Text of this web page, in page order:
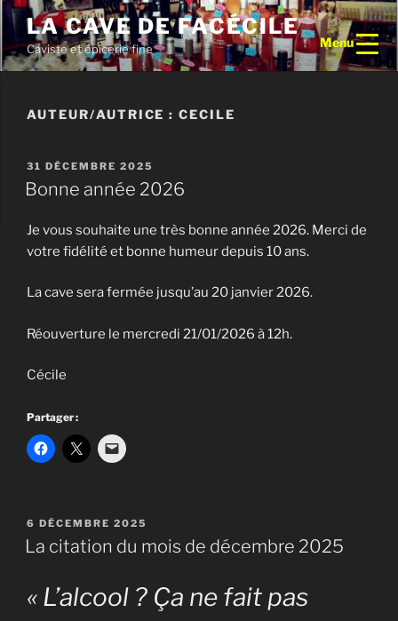
Menu
Aller
au
contenu
principal
LA CAVE DE FACÉCILE
Caviste et épicerie fine
AUTEUR/AUTRICE :CECILE
PUBLIÉ
LE
31 DÉCEMBRE 2025
Bonne année 2026
Je vous souhaite une très bonne année 2026. Merci de
votre fidélité et bonne humeur depuis 10 ans.
La cave sera fermée jusqu’au 20 janvier 2026.
Réouverture le mercredi 21/01/2026 à 12h.
Cécile
Partager :
PUBLIÉ
LE
6 DÉCEMBRE 2025
La citation du mois de décembre 2025
« L’alcool ? Ça ne fait pas